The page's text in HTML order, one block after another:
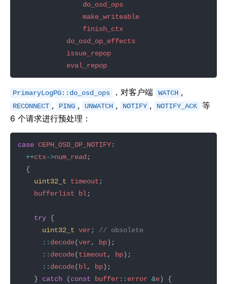
do_osd_ops
make_writeable
finish_ctx
do_osd_op_effects
issue_repop
eval_repop
PrimaryLogPG::do_osd_ops ，对客户端 WATCH ,
RECONNECT , PING , UNWATCH , NOTIFY , NOTIFY_ACK
等
6 个请求进行预处理：
case CEPH_OSD_OP_NOTIFY
++ctx->num_read
uint32_t
timeout
bufferlist
bl
try
uint32_t ver ;
:: decode(ver, bp
:: decode(timeout, bp
:: decode(bl, bp
    }
catch (const buffer :: error &e